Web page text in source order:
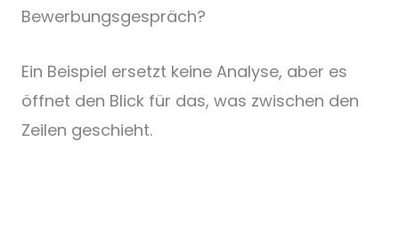
Bewerbungsgespräch?
Ein Beispiel ersetzt keine Analyse, aber es
öffnet den Blick für das, was zwischen den
Zeilen geschieht.